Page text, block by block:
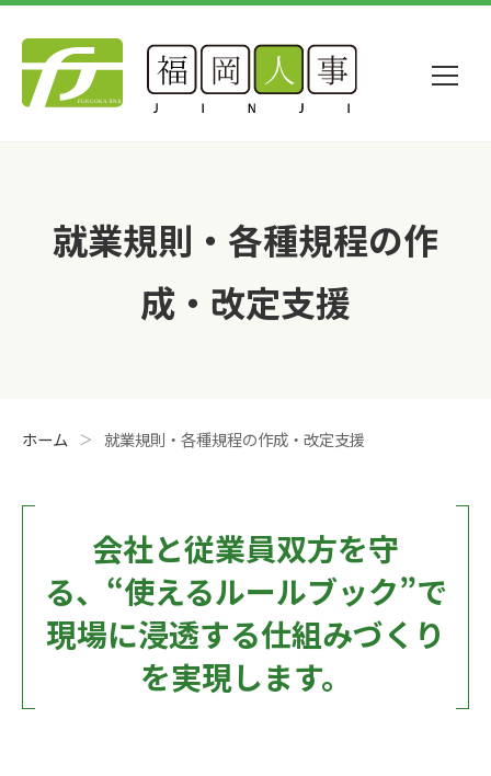
就業規則・各種規程の作
成・改定支援
ホーム ＞ 就業規則・各種規程の作成・改定支援
会社と従業員双方を守
る、“使えるルールブック”で
現場に浸透する仕組みづくり
を実現します。